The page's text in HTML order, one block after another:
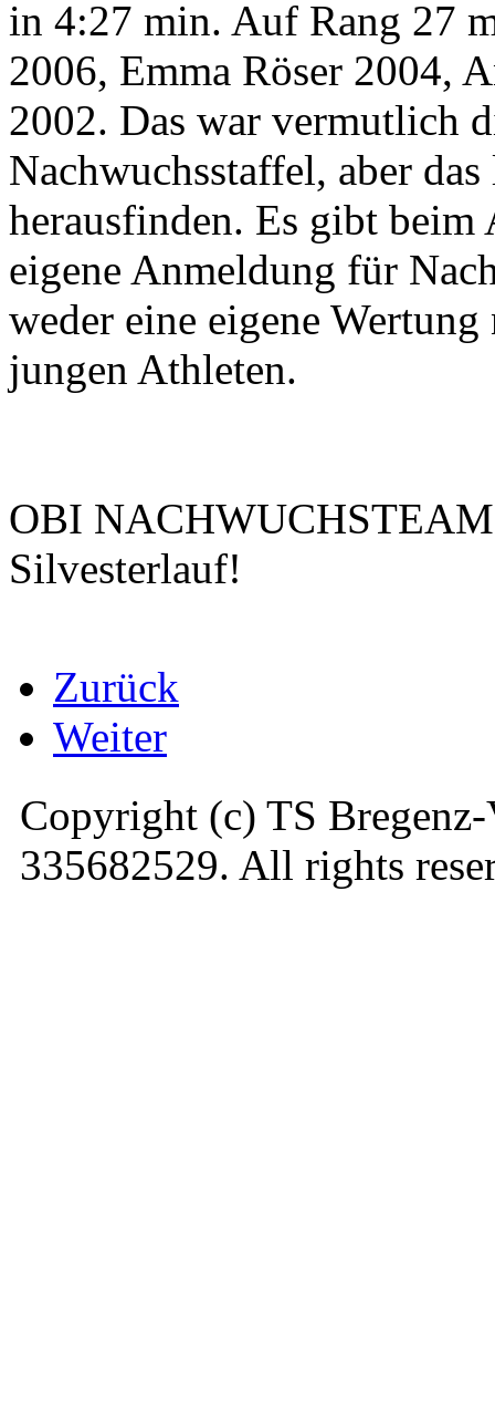
in 4:27 min. Auf Rang 27
2006, Emma Röser 2004,
2002. Das war vermutlich
Nachwuchsstaffel, aber
herausfinden. Es gibt
eigene Anmeldung für
weder eine eigene
jungen Athleten.
OBI
Silvesterlauf!
Zurück
Weiter
Copyright (c) TS
335682529. All rights